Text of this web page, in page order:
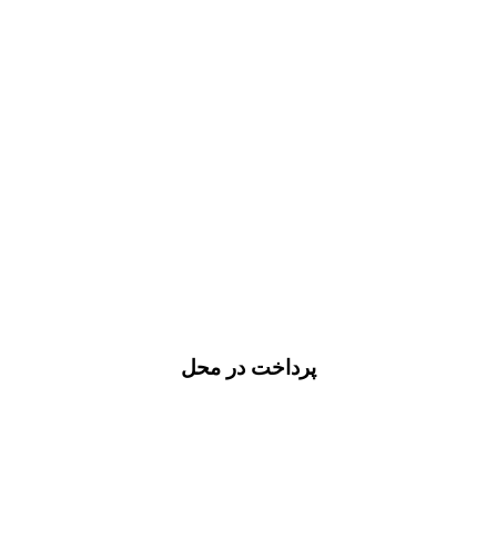
پرداخت در محل